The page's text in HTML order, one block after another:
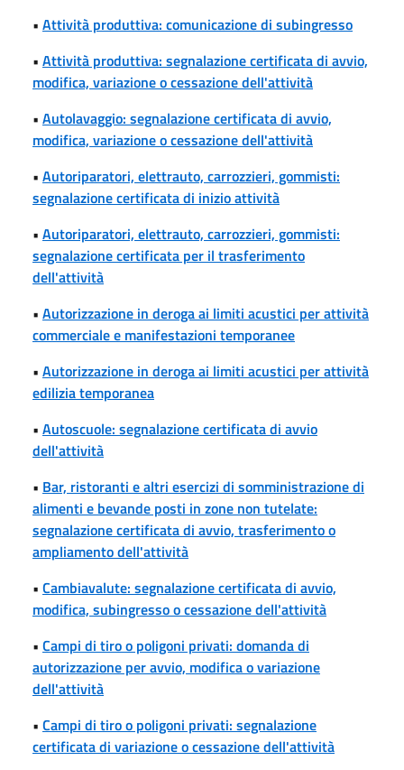
• Attività produttiva: comunicazione di subingresso
• Attività produttiva: segnalazione certificata di avvio,
modifica, variazione o cessazione dell'attività
• Autolavaggio: segnalazione certificata di avvio,
modifica, variazione o cessazione dell'attività
• Autoriparatori, elettrauto, carrozzieri, gommisti:
segnalazione certificata di inizio attività
• Autoriparatori, elettrauto, carrozzieri, gommisti:
segnalazione certificata per il trasferimento
dell'attività
• Autorizzazione in deroga ai limiti acustici per attività
commerciale e manifestazioni temporanee
• Autorizzazione in deroga ai limiti acustici per attività
edilizia temporanea
• Autoscuole: segnalazione certificata di avvio
dell'attività
• Bar, ristoranti e altri esercizi di somministrazione di
alimenti e bevande posti in zone non tutelate:
segnalazione certificata di avvio, trasferimento o
ampliamento dell'attività
• Cambiavalute: segnalazione certificata di avvio,
modifica, subingresso o cessazione dell'attività
• Campi di tiro o poligoni privati: domanda di
autorizzazione per avvio, modifica o variazione
dell'attività
• Campi di tiro o poligoni privati: segnalazione
certificata di variazione o cessazione dell'attività